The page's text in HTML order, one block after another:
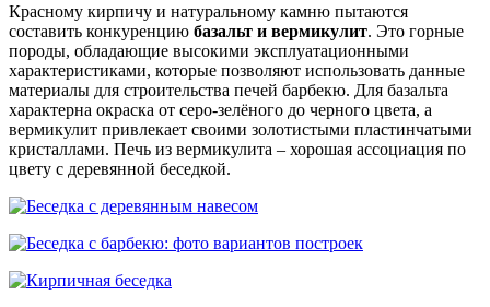
Красному кирпичу и натуральному камню пытаются
составить конкуренцию базальт и вермикулит. Это горные
породы, обладающие высокими эксплуатационными
характеристиками, которые позволяют использовать данные
материалы для строительства печей барбекю. Для базальта
характерна окраска от серо-зелёного до черного цвета, а
вермикулит привлекает своими золотистыми пластинчатыми
кристаллами. Печь из вермикулита – хорошая ассоциация по
цвету с деревянной беседкой.